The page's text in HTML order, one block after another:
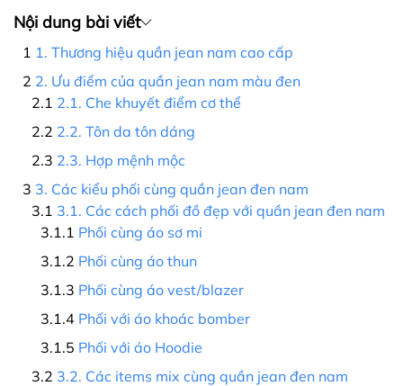
Nội dung bài viết
1. Thương hiệu quần jean nam cao cấp
2. Ưu điểm của quần jean nam màu đen
2.1. Che khuyết điểm cơ thể
2.2. Tôn da tôn dáng
2.3. Hợp mệnh mộc
3. Các kiểu phối cùng quần jean đen nam
3.1. Các cách phối đồ đẹp với quần jean đen nam
Phối cùng áo sơ mi
Phối cùng áo thun
Phối cùng áo vest/blazer
Phối với áo khoác bomber
Phối với áo Hoodie
3.2. Các items mix cùng quần jean đen nam